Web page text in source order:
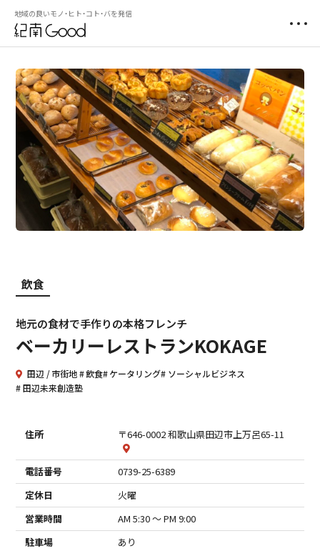
地域の良いモノ・ヒト・コト・バを発信
飲食
地元の食材で手作りの本格フレンチ
ベーカリーレストランKOKAGE
田辺 市街地 飲食 ケータリング
ソーシャルビジネス
田辺未来創造塾
住所 〒646-0002 和歌山県田辺市上万呂65-11
電話番号
0739-25-6389
定休日
火曜
営業時間
AM 5:30 ～ PM 9:00
駐車場
あり